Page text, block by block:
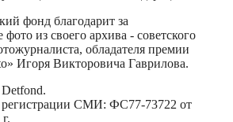
фонд благодарит за
из своего архива - советского
обладателя премии
Игоря Викторовича Гаврилова.
регистрации СМИ: ФС77-73722 от